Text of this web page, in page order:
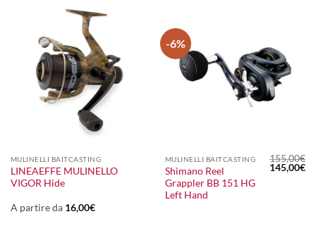
MULINELLI BAITCASTING
LINEAEFFE MULINELLO
VIGOR Hide
A partire da 16,00€
-6%
MULINELLI BAITCASTING
Shimano Reel
Grappler BB 151 HG
Left Hand
155,00€
Il
prezzo
145,00€Il